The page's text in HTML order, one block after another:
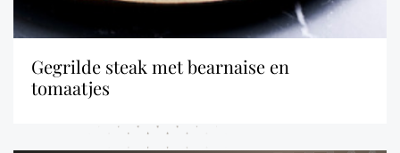
gegrilde steak met bearnaise en
tomaatjes